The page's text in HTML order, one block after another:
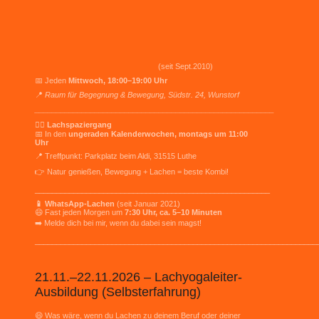
(seit Sept.2010)
📅 JedenMittwoch, 18:00–19:00 Uhr
📍Raum für Begegnung & Bewegung, Südstr. 24, Wunstorf
🚶‍♀️ Lachspaziergang
📅 In denungeraden Kalenderwochen, montags um 11:00
Uhr
📍 Treffpunkt: Parkplatz beim Aldi, 31515 Luthe
👉 Natur genießen, Bewegung + Lachen = beste Kombi!
📱 WhatsApp-Lachen (seit Januar 2021)
😄 Fast jeden Morgen um7:30 Uhr, ca. 5–10 Minuten
➡️ Melde dich bei mir, wenn du dabei sein magst!
21.11.–22.11.2026 – Lachyogaleiter-
Ausbildung (Selbsterfahrung)
😄 Was wäre, wenn du Lachen zu deinem Beruf oder deiner